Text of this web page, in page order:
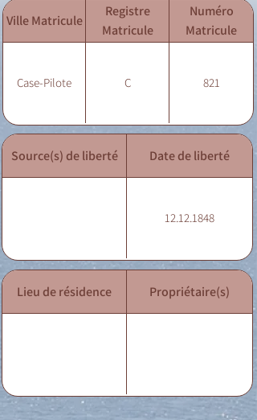
Ville Matricule
Registre
Matricule
Numéro
Matricule
Case-Pilote C 821
Source(s) de liberté Date de liberté
12.12.1848
Lieu de résidence Propriétaire(s)